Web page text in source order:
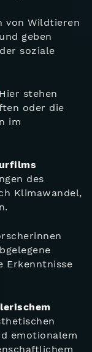
von Wildtieren
geben
soziale
Hier stehen
oder die
im
des
Klimawandel,
Erkenntnisse
emotionalem